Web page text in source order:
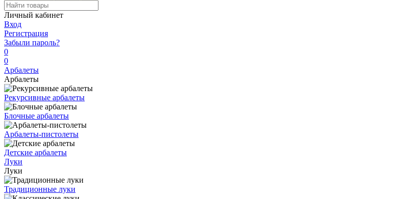
Личный кабинет
Вход
Регистрация
Забыли пароль?
0
0
Арбалеты
Арбалеты
Рекурсивные арбалеты
Блочные арбалеты
Арбалеты-пистолеты
Детские арбалеты
Луки
Луки
Традиционные луки